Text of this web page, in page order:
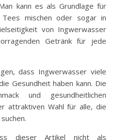
kann es als Grundlage für
mischen oder sogar in
von Ingwerwasser
Getränk für jede
dass Ingwerwasser viele
Gesundheit haben kann. Die
und gesundheitlichen
attraktiven Wahl für alle, die
dieser Artikel nicht als